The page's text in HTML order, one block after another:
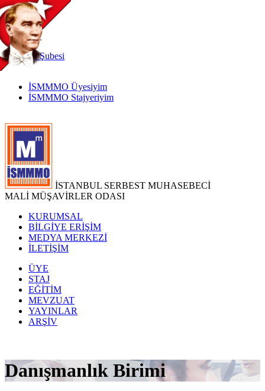
TR
|
EN
İnternetŞubesi
İSMMMO Üyesiyim
İSMMMO Stajyeriyim
İSTANBUL SERBEST MUHASEBECİ
MALİ MÜŞAVİRLER ODASI
KURUMSAL
BİLGİYE ERİŞİM
MEDYA MERKEZİ
İLETİŞİM
ÜYE
STAJ
EĞİTİM
MEVZUAT
YAYINLAR
ARŞİV
Danışmanlık Birimi